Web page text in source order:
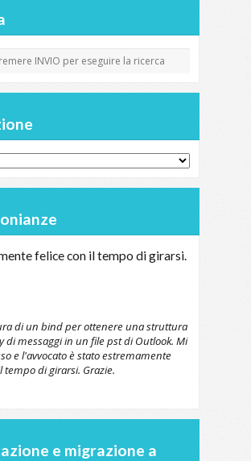
felice con il tempo di girarsi.
di un bind per ottenere una struttura
di messaggi in un file pst di Outlook. Mi
e l'avvocato è stato estremamente
tempo di girarsi. Grazie.
e migrazione a